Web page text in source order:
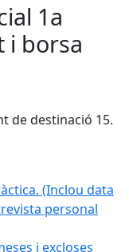
1a
i borsa
de destinació 15.
(Inclou data
personal
i excloses